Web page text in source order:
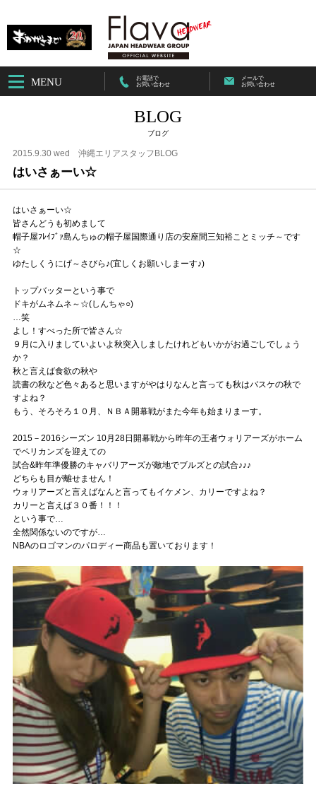
MENU
お電話で
お問い合わせ
メールで
お問い合わせ
BLOG
ブログ
2015.9.30 wed 沖縄エリアスタッフBLOG
はいさぁーい☆
はいさぁーい☆
皆さんどうも初めまして
帽子屋ﾌﾚｲﾌﾞｧ島んちゅの帽子屋国際通り店の安座間三知裕ことミッチ～です
☆
ゆたしくうにげ～さびら♪(宜しくお願いしまーす♪)
トップバッターという事で
ドキがムネムネ～☆(しんちゃ○)
…笑
よし！すべった所で皆さん☆
９月に入りましていよいよ秋突入しましたけれどもいかがお過ごしでしょう
か？
秋と言えば食欲の秋や
読書の秋など色々あると思いますがやはりなんと言っても秋はバスケの秋で
すよね？
もう、そろそろ１０月、ＮＢＡ開幕戦がまた今年も始まりまーす。
2015－2016シーズン 10月28日開幕戦から昨年の王者ウォリアーズがホーム
でペリカンズを迎えての
試合&昨年準優勝のキャバリアーズが敵地でブルズとの試合♪♪♪
どちらも目が離せません！
ウォリアーズと言えばなんと言ってもイケメン、カリーですよね？
カリーと言えば３０番！！！
という事で…
全然関係ないのですが…
NBAのロゴマンのパロディー商品も置いております！